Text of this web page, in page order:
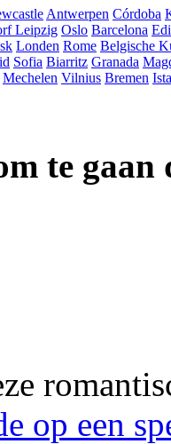
Antwerpen Córdoba
Leipzig Oslo Barcelona
Londen Rome Belgische
Sofia Biarritz Granada
Mechelen Vilnius Bremen
te gaan
op een